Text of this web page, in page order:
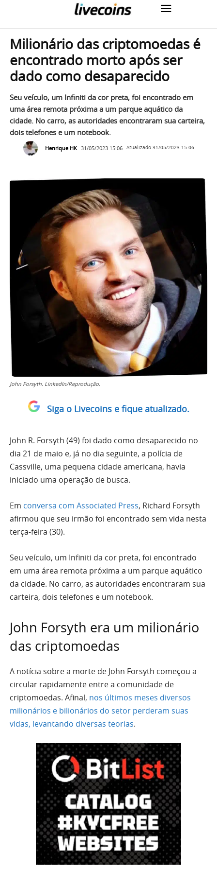
Milionário das criptomoedas é
encontrado morto após ser
dado como desaparecido
Seu veículo, um Infiniti da cor preta, foi encontrado em
uma área remota próxima a um parque aquático da
cidade. No carro, as autoridades encontraram sua carteira,
dois telefones e um notebook.
Henrique HK 31/05/2023 15:06 Atualizado 31/05/2023 15:06
John Forsyth. LinkedIn/Reprodução.
Siga o Livecoins e fique atualizado.
John R. Forsyth (49) foi dado como desaparecido no
dia 21 de maio e, já no dia seguinte, a polícia de
Cassville, uma pequena cidade americana, havia
iniciado uma operação de busca.
Em conversa com Associated Press, Richard Forsyth
afirmou que seu irmão foi encontrado sem vida nesta
terça-feira (30).
Seu veículo, um Infiniti da cor preta, foi encontrado
em uma área remota próxima a um parque aquático
da cidade. No carro, as autoridades encontraram sua
carteira, dois telefones e um notebook.
John Forsyth era um milionário
das criptomoedas
A notícia sobre a morte de John Forsyth começou a
circular rapidamente entre a comunidade de
criptomoedas. Afinal, nos últimos meses diversos
milionários e bilionários do setor perderam suas
vidas, levantando diversas teorias.